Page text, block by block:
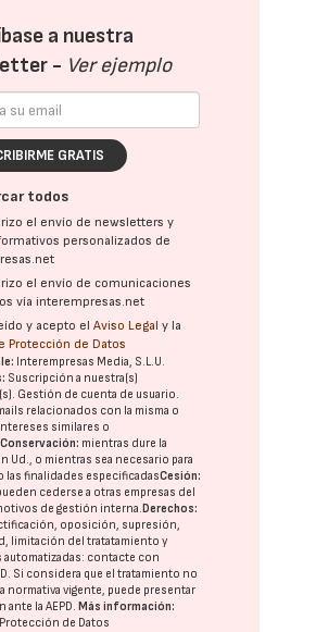
a nuestra
- Ver ejemplo
GRATIS
todos
el envío de newsletters y
personalizados de
el envío de comunicaciones
vía interempresas.net
y acepto elAviso Legal y la
Protección de Datos
Interempresas Media, S.L.U.
Suscripción a nuestra(s)
Gestión de cuenta de usuario.
relacionados con la misma o
similares o
Conservación: mientras dure la
Ud., o mientras sea necesario para
las finalidades especificadasCesión:
cederse a otras empresas del
de gestión interna. Derechos:
oposición, supresión,
limitación del tratatamiento y
contacte con
. Si considera que el tratamiento no
normativa vigente, puede presentar
ante laAEPD. Más información:
de Datos